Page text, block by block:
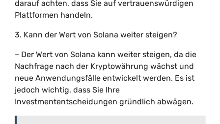
darauf achten, dass Sie auf vertrauenswürdigen
Plattformen handeln.
3. Kann der Wert von Solana weiter steigen?
– Der Wert von Solana kann weiter steigen, da die
Nachfrage nach der Kryptowährung wächst und
neue Anwendungsfälle entwickelt werden. Es ist
jedoch wichtig, dass Sie Ihre
Investmententscheidungen gründlich abwägen.